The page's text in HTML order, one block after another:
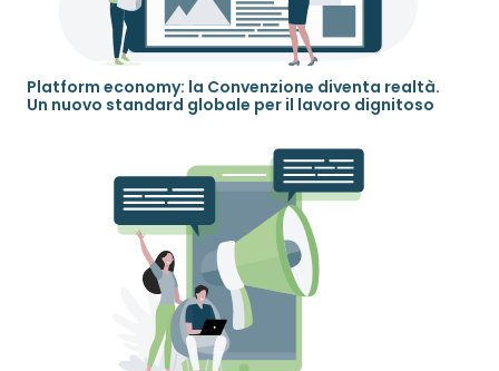
Platform economy: la Convenzione diventa realtà.
Un nuovo standard globale per il lavoro dignitoso